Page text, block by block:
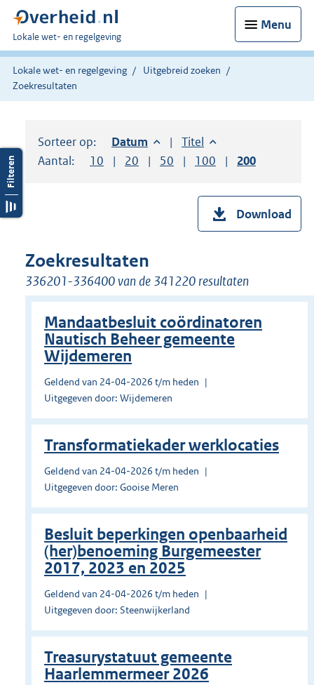
Menu
U
bent
hier:
Lokale wet- en regelgeving
Lokale wet- en regelgeving
Uitgebreid zoeken
Zoekresultaten
Sorteer op: Sorteer op:
Datum aflopendSorteer op:
Titel oplopend
Aantal:
Toon
10 resultaten per pagina
Toon
20 resultaten per pagina
Toon
50 resultaten per pagina
Toon
100 resultaten per
Toon
200
Download
Zoekresultaten
336201-336400 van de 341220 resultaten
Mandaatbesluit coördinatoren
Nautisch Beheer gemeente
Wijdemeren
Geldend van 24-04-2026 t/m heden
Uitgegeven door: Wijdemeren
Transformatiekader werklocaties
Geldend van 24-04-2026 t/m heden
Uitgegeven door: Gooise Meren
Besluit beperkingen openbaarheid
(her)benoeming Burgemeester
2017, 2023 en 2025
Geldend van 24-04-2026 t/m heden
Uitgegeven door: Steenwijkerland
Treasurystatuut gemeente
Haarlemmermeer 2026